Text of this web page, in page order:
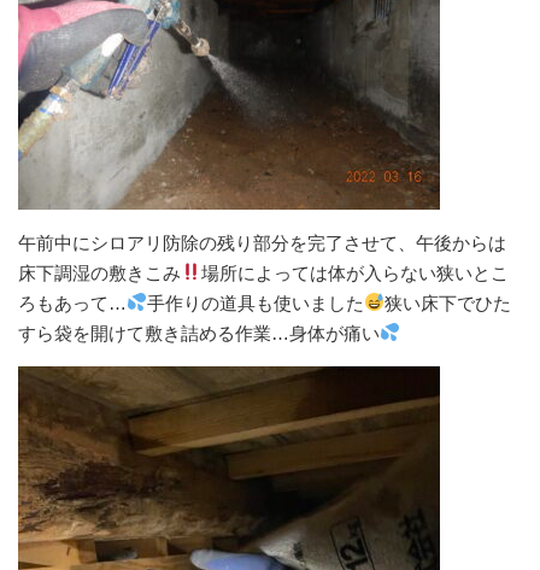
午前中にシロアリ防除の残り部分を完了させて、午後からは
床下調湿の敷きこみ
場所によっては体が入らない狭いとこ
ろもあって…
手作りの道具も使いました
狭い床下でひた
すら袋を開けて敷き詰める作業…身体が痛い